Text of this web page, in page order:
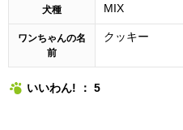
犬種 MIX
ワンちゃんの名
前
クッキー
いいわん! ： 5